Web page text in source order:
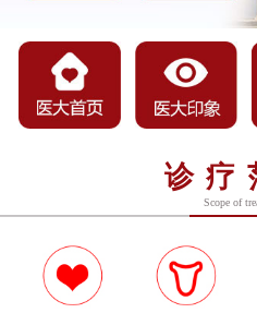
诊疗
Scope of